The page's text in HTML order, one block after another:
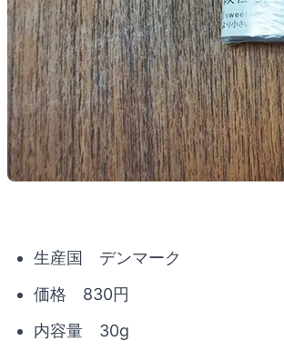
生産国 デンマーク
価格 830円
内容量 30g